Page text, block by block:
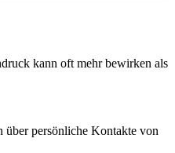
kann oft mehr bewirken als
über persönliche Kontakte von